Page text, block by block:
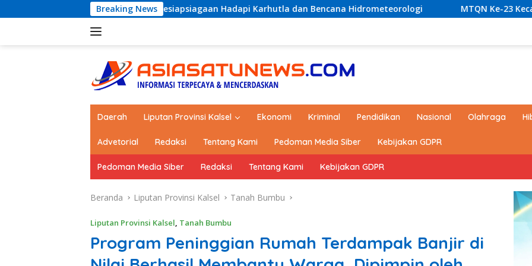
ke
Breaking News
Kesiapsiagaan Hadapi Karhutla dan Bencana Hidrometeorologi MTQN Ke-23 Kecamatan Simpang Empat:
Daerah Liputan Provinsi Kalsel Ekonomi Kriminal Pendidikan Nasional Olahraga
Advetorial Redaksi Tentang Kami Pedoman Media Siber Kebijakan GDPR
Pedoman Media Siber Redaksi Tentang Kami Kebijakan GDPR
Beranda Liputan Provinsi Kalsel Tanah Bumbu
Liputan Provinsi Kalsel, Tanah Bumbu
Program Peninggian Rumah Terdampak Banjir di